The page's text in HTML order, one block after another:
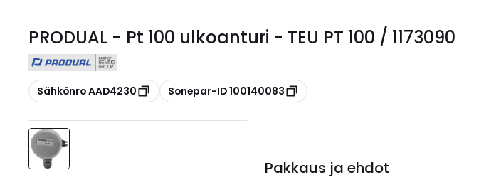
PRODUAL - Pt 100 ulkoanturi - TEU PT 100 / 1173090
Kopioi
Sähkönro AAD4230 Kopioi
Sonepar-ID 100140083
Pakkaus ja ehdot